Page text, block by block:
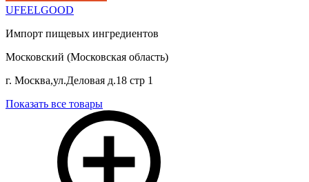
UFEELGOOD
Импорт пищевых ингредиентов
Московский (Московская область)
г. Москва,ул.Деловая д.18 стр 1
Показать все товары